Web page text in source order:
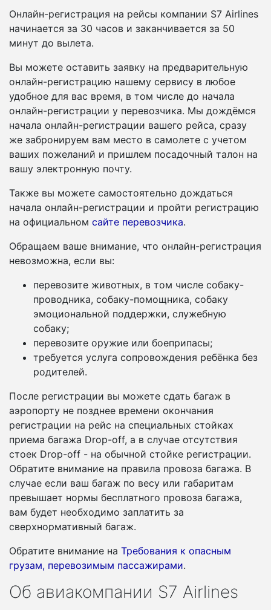
Онлайн-регистрация на рейсы компании S7 Airlines
начинается за 30 часов и заканчивается за 50
минут до вылета.
Вы можете оставить заявку на предварительную
онлайн-регистрацию нашему сервису в любое
удобное для вас время, в том числе до начала
онлайн-регистрации у перевозчика. Мы дождёмся
начала онлайн-регистрации вашего рейса, сразу
же забронируем вам место в самолете с учетом
ваших пожеланий и пришлем посадочный талон на
вашу электронную почту.
Также вы можете самостоятельно дождаться
начала онлайн-регистрации и пройти регистрацию
на официальном сайте перевозчика.
Обращаем ваше внимание, что онлайн-регистрация
невозможна, если вы:
перевозите животных, в том числе собаку-
проводника, собаку-помощника, собаку
эмоциональной поддержки, служебную
собаку;
перевозите оружие или боеприпасы;
требуется услуга сопровождения ребёнка без
родителей.
После регистрации вы можете сдать багаж в
аэропорту не позднее времени окончания
регистрации на рейс на специальных стойках
приема багажа Drop-off, а в случае отсутствия
стоек Drop-off - на обычной стойке регистрации.
Обратите внимание на правила провоза багажа. В
случае если ваш багаж по весу или габаритам
превышает нормы бесплатного провоза багажа,
вам будет необходимо заплатить за
сверхнормативный багаж.
Обратите внимание на Требования к опасным
грузам, перевозимым пассажирами.
Об авиакомпании S7 Airlines